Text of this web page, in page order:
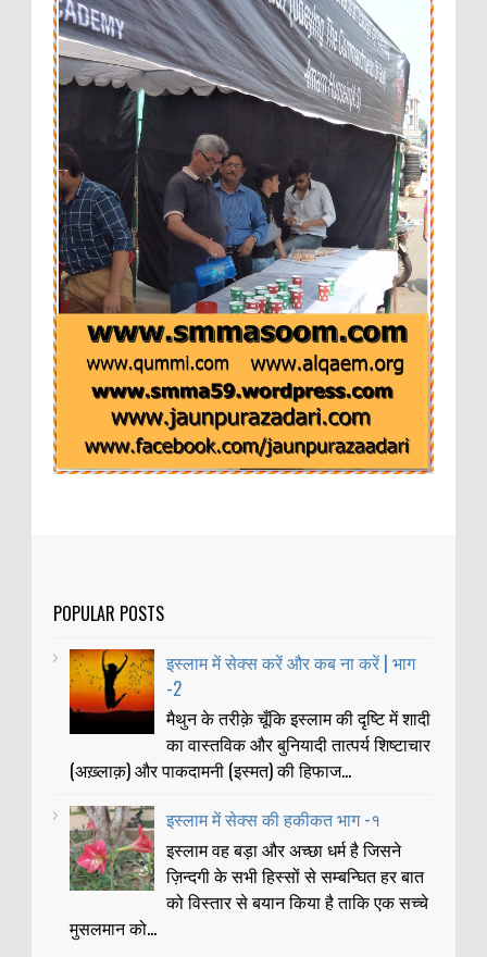
POPULAR POSTS
इस्लाम में सेक्स करें और कब ना करें | भाग
-2
मैथुन के तरीक़े चूँकि इस्लाम की दृष्टि में शादी
का वास्तविक और बुनियादी तात्पर्य शिष्टाचार
(अख़्लाक़) और पाकदामनी (इस्मत) की हिफाज...
इस्लाम में सेक्स की हकीकत भाग -१
इस्लाम वह बड़ा और अच्छा धर्म है जिसने
ज़िन्दगी के सभी हिस्सों से सम्बन्घित हर बात
को विस्तार से बयान किया है ताकि एक सच्चे
मुसलमान को...